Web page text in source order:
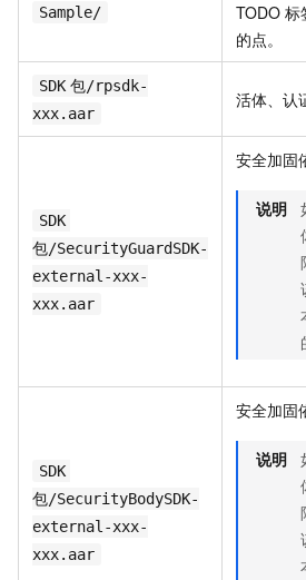
Sample/
TODO 标
的点。
SDK 包/rpsdk-
xxx.aar
活体、认
SDK
包/SecurityGuardSDK-
external-xxx-
xxx.aar
安全加固
说明
SDK
包/SecurityBodySDK-
external-xxx-
xxx.aar
安全加固
说明